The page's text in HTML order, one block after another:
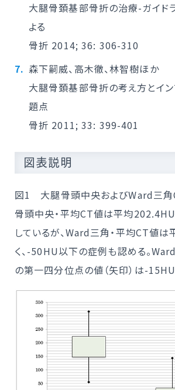
大腿骨頚基部骨折の治療-ガイド
よる
骨折 2014; 36: 306-310
森下嗣威、高木徹、林智樹ほか
大腿骨頚基部骨折の考え方とイ
題点
骨折 2011; 33: 399-401
図表説明
図1 大腿骨頭中央およびWard三角
骨頭中央・平均CT値は平均
しているが、Ward三角・平均CT値
く、-50HU以下の症例も認める。
の第一四分位点の値（矢印）は-15HU